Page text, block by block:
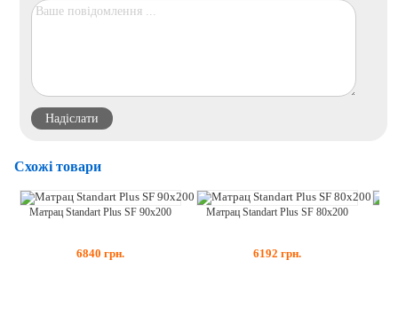
Схожі товари
Матрац Standart Plus SF 90x200
6840 грн.
Матрац Standart Plus SF 80x200
6192 грн.